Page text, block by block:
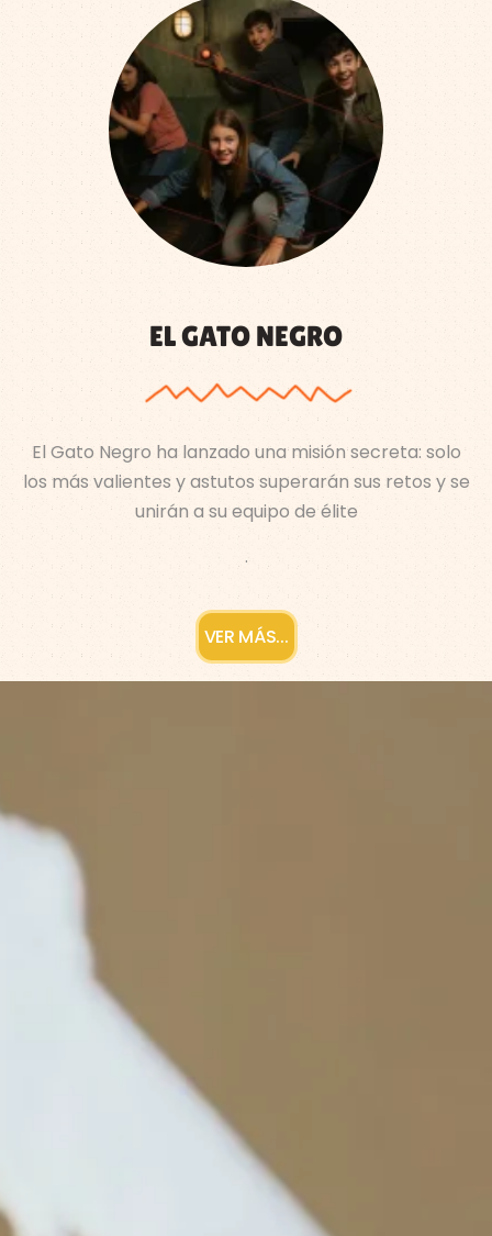
EL GATO NEGRO
El Gato Negro ha lanzado una misión secreta: solo
los más valientes y astutos superarán sus retos y se
unirán a su equipo de élite
.
VER MÁS...